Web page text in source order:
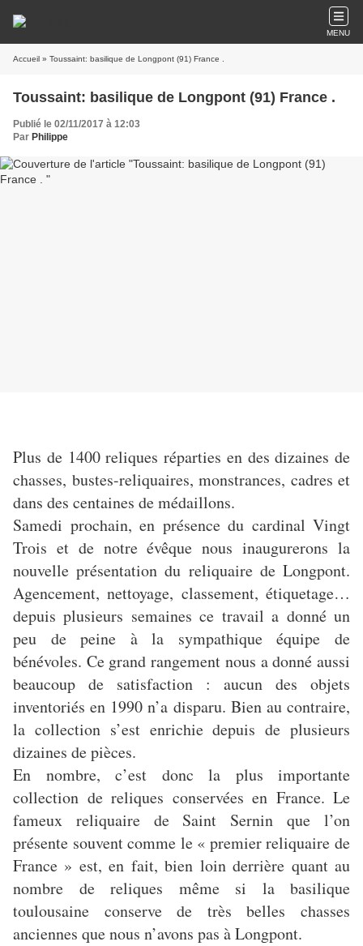
MENU
Accueil » Toussaint: basilique de Longpont (91) France .
Toussaint: basilique de Longpont (91) France .
Publié le 02/11/2017 à 12:03
Par Philippe
Plus de 1400 reliques réparties en des dizaines de
chasses, bustes-reliquaires, monstrances, cadres et
dans des centaines de médaillons.
Samedi prochain, en présence du cardinal Vingt
Trois et de notre évêque nous inaugurerons la
nouvelle présentation du reliquaire de Longpont.
Agencement, nettoyage, classement, étiquetage…
depuis plusieurs semaines ce travail a donné un
peu de peine à la sympathique équipe de
bénévoles. Ce grand rangement nous a donné aussi
beaucoup de satisfaction : aucun des objets
inventoriés en 1990 n’a disparu. Bien au contraire,
la collection s’est enrichie depuis de plusieurs
dizaines de pièces.
En nombre, c’est donc la plus importante
collection de reliques conservées en France. Le
fameux reliquaire de Saint Sernin que l’on
présente souvent comme le « premier reliquaire de
France » est, en fait, bien loin derrière quant au
nombre de reliques même si la basilique
toulousaine conserve de très belles chasses
anciennes que nous n’avons pas à Longpont.